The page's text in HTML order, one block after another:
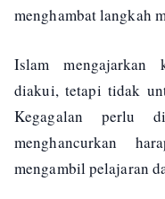
menghambat langkah
Islam mengajarkan
diakui, tetapi tidak
Kegagalan perlu
menghancurkan
mengambil pelajaran